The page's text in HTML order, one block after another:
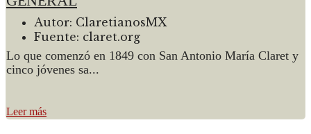
Autor: ClaretianosMX
Fuente: claret.org
Lo que comenzó en 1849 con San Antonio María Claret y
cinco jóvenes sa...
Leer más